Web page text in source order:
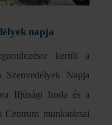
napja
került a
Szenvedélyek Napja
Ifjúsági Iroda és a
munkatársai